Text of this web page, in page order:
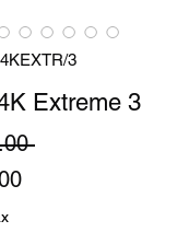
3
Extreme 3
Regular
Sale